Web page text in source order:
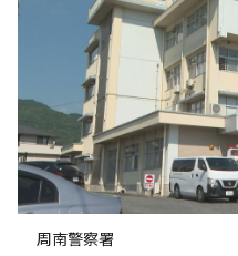
周南警察署